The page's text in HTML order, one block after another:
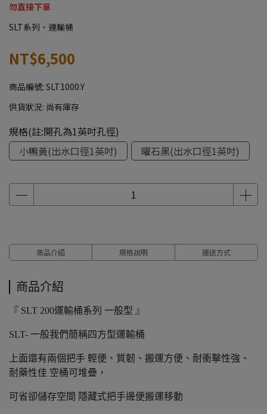
勿直接下單
SLT系列、運輸桶
NT$6,500
商品編號: SLT1000.Y
供貨狀況: 尚有庫存
規格(註:開孔為1英吋孔徑)
小鴨黃(出水口徑1英吋)
曜石黑(出水口徑1英吋)
商品介紹 規格說明 運送方式
商品介紹
『 SLT 200運輸桶系列 一般型 』
SLT- 一般我們簡稱四方型運輸桶
上面還有兩個把手 輕便、質韌、搬運方便、耐衝擊性強、
耐藥性佳 空桶可堆疊，
可省卻儲存空間 隱藏式把手邊便搬運移動